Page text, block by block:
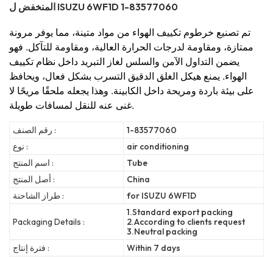
المنخفض ل ISUZU 6WF1D 1-83577060
تم تصنيع خرطوم تكييف الهواء من مواد متينة، مما يوفر مرونة
ممتازة، ومقاومة لدرجات الحرارة العالية، ومقاومة للتآكل. فهو
يضمن التداول الآمن والسلس لغاز التبريد داخل نظام تكييف
الهواء. يمنع هيكل الغلق الدقيق التسرب بشكل فعال، ويحافظ
على بيئة باردة ومريحة داخل الكابينة. وهذا يجعله ملحقًا مريحًا لا
غنى عنه للنقل لمسافات طويلة.
رقم الصنف :
1-83577060
نوع :
air conditioning
اسم المنتج :
Tube
أصل المنتج :
China
طراز الشاحنة :
for ISUZU 6WF1D
Packaging Details :
1.Standard export packing
2.According to clients request
3.Neutral packing
فترة إنتاج :
Within 7 days